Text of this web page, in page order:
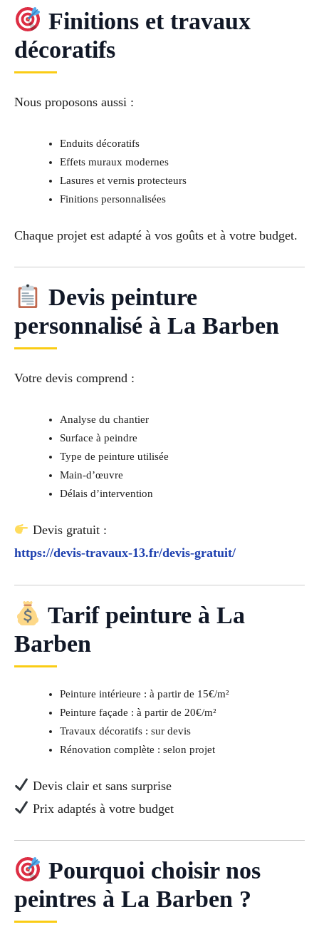
Finitions et travaux
décoratifs
Nous proposons aussi :
Enduits décoratifs
Effets muraux modernes
Lasures et vernis protecteurs
Finitions personnalisées
Chaque projet est adapté à vos goûts et à votre budget.
Devis peinture
personnalisé à La Barben
Votre devis comprend :
Analyse du chantier
Surface à peindre
Type de peinture utilisée
Main-d’œuvre
Délais d’intervention
Devis gratuit :
https://devis-travaux-13.fr/devis-gratuit/
Tarif peinture à La
Barben
Peinture intérieure : à partir de 15€/m²
Peinture façade : à partir de 20€/m²
Travaux décoratifs : sur devis
Rénovation complète : selon projet
Devis clair et sans surprise
Prix adaptés à votre budget
Pourquoi choisir nos
peintres à La Barben ?